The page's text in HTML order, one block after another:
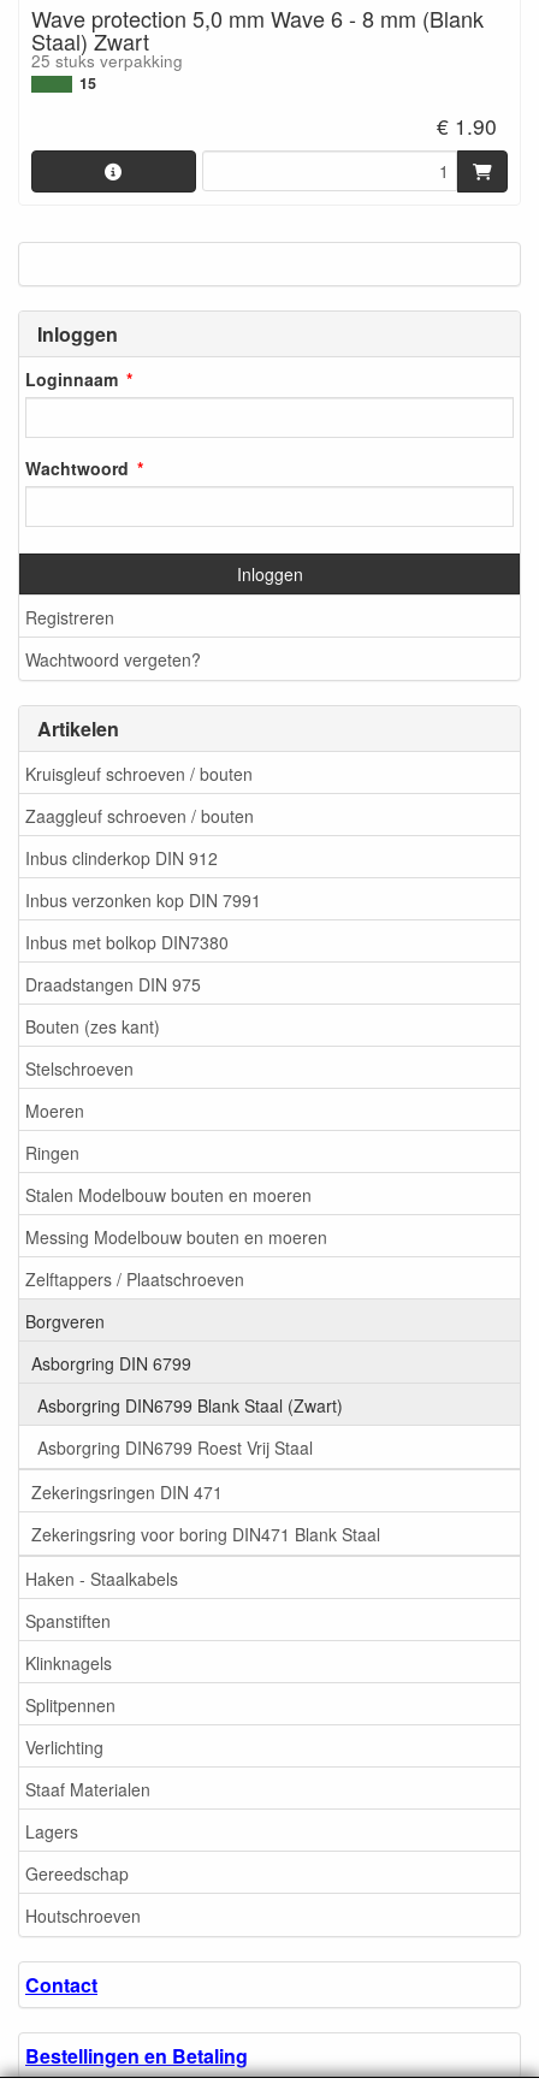
Inloggen
Loginnaam
Wachtwoord
Inloggen
Registreren
Wachtwoord vergeten?
Artikelen
Kruisgleuf schroeven / bouten
Zaaggleuf schroeven / bouten
Inbus clinderkop DIN 912
Inbus verzonken kop DIN 7991
Inbus met bolkop DIN7380
Draadstangen DIN 975
Bouten (zes kant)
Stelschroeven
Moeren
Ringen
Stalen Modelbouw bouten en moeren
Messing Modelbouw bouten en moeren
Zelftappers / Plaatschroeven
Borgveren
Asborgring DIN 6799
Asborgring DIN6799 Blank Staal (Zwart)
Asborgring DIN6799 Roest Vrij Staal
Zekeringsringen DIN 471
Zekeringsring voor boring DIN471 Blank Staal
Haken - Staalkabels
Spanstiften
Klinknagels
Splitpennen
Verlichting
Staaf Materialen
Lagers
Gereedschap
Houtschroeven
Contact
Bestellingen en Betaling
Wave protection 5,0 mm Wave 6 - 8 mm (Blank
Staal) Zwart
25 stuks verpakking
15
€ 1.90